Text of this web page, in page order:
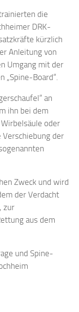
die
DRK-
kürzlich
Anleitung von
Umgang mit der
„Spine-Board“.
an
ihn bei dem
oder
Verschiebung der
Zweck und wird
der Verdacht
zur
aus dem
und Spine-